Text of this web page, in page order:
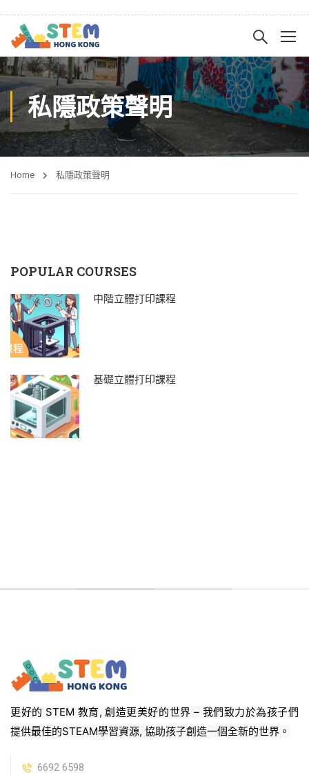
私隱政策聲明
Home 私隱政策聲明
POPULAR COURSES
中階立體打印課程
基礎立體打印課程
更好的 STEM 教育, 創造更美好的世界 – 我們致力於為孩子們
提供最佳的STEAM學習資源, 協助孩子創造一個全新的世界。
6692 6598